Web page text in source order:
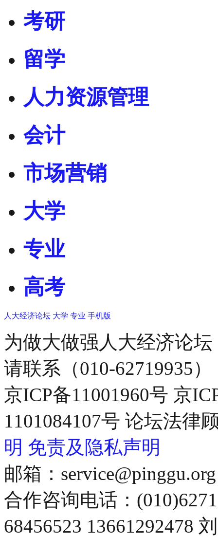
考研
留学
人力资源管理
会计
市场营销
大学
专业
高考
人大经济论坛 大学 专业 手机版
为做大做强人大经济论
请联系（010-62719935）
京ICP备11001960号 京
1101084107号 论坛法律
明 免责及隐私声明
邮箱：service@pinggu.org
合作咨询电话：
68456523 13661292478